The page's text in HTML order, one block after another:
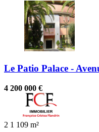
Le Patio Palace -
4 200 000 €
2 1 109 m²